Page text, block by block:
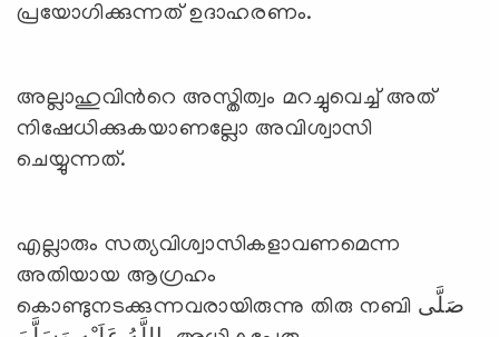
പ്രയോഗിക്കുന്നത് ഉദാഹരണം.
അല്ലാഹുവിന്‍റെ അസ്തിത്വം മറച്ചുവെച്ച് അത്
നിഷേധിക്കുകയാണല്ലോ അവിശ്വാസി
ചെയ്യുന്നത്.
എല്ലാരും സത്യവിശ്വാസികളാവണമെന്ന
അതിയായ ആഗ്രഹം
കൊണ്ടുനടക്കുന്നവരായിരുന്നു തിരു നബി صَلَّى